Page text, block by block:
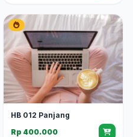
HB 012 Panjang
Rp 400.000